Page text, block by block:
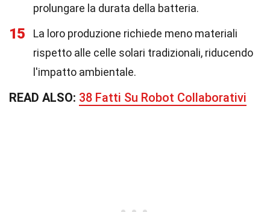
prolungare la durata della batteria.
15
La loro produzione richiede meno materiali
rispetto alle celle solari tradizionali, riducendo
l'impatto ambientale.
READ ALSO: 38 Fatti Su Robot Collaborativi